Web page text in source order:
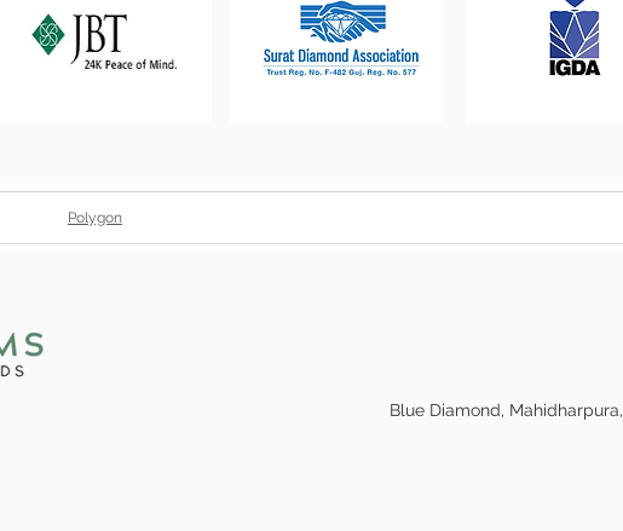
Polygon
משרד: 201 Raj Chambers, Hat Falia, ליד Blue Diamond, Mahidharpura,